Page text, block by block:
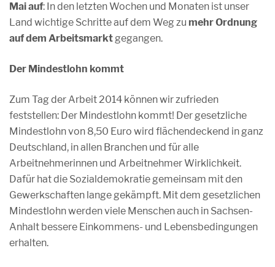
Mai auf: In den letzten Wochen und Monaten ist unser
Land wichtige Schritte auf dem Weg zu mehr Ordnung
auf dem Arbeitsmarkt gegangen.
Der Mindestlohn kommt
Zum Tag der Arbeit 2014 können wir zufrieden
feststellen: Der Mindestlohn kommt! Der gesetzliche
Mindestlohn von 8,50 Euro wird flächendeckend in ganz
Deutschland, in allen Branchen und für alle
Arbeitnehmerinnen und Arbeitnehmer Wirklichkeit.
Dafür hat die Sozialdemokratie gemeinsam mit den
Gewerkschaften lange gekämpft. Mit dem gesetzlichen
Mindestlohn werden viele Menschen auch in Sachsen-
Anhalt bessere Einkommens- und Lebensbedingungen
erhalten.